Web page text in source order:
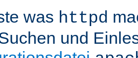
was httpd
und